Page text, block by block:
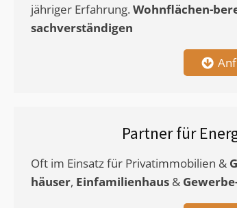
jähriger Erfahrung. Wohnflächen-
sachverständigen
Partner für
Oft im Einsatz für Privatimmobilien &
häuser, Einfamilienhaus &